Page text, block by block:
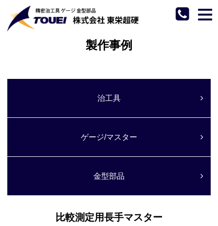
製作事例
治工具
ゲージ/マスター
金型部品
比較測定用長手マスター